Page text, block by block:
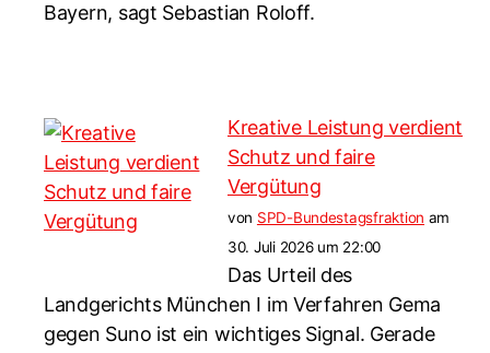
Bayern, sagt Sebastian Roloff.
Kreative Leistung verdient
Schutz und faire
Vergütung
von SPD-Bundestagsfraktion am
30. Juli 2026 um 22:00
Das Urteil des
Landgerichts München I im Verfahren Gema
gegen Suno ist ein wichtiges Signal. Gerade